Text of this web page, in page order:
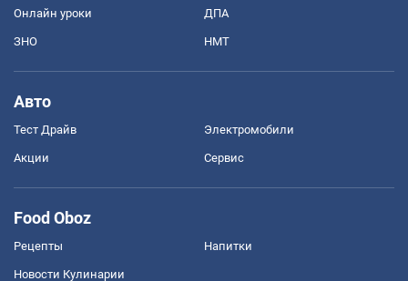
Онлайн уроки ДПА
ЗНО НМТ
Авто
Тест Драйв Электромобили
Акции Сервис
Food Oboz
Рецепты Напитки
Новости Кулинарии